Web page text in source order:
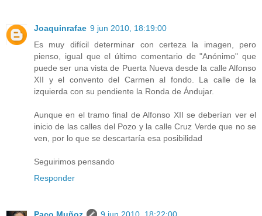
Joaquinrafae 9 jun 2010, 18:19:00
Es muy difícil determinar con certeza la imagen, pero
pienso, igual que el último comentario de "Anónimo" que
puede ser una vista de Puerta Nueva desde la calle Alfonso
XII y el convento del Carmen al fondo. La calle de la
izquierda con su pendiente la Ronda de Ándujar.
Aunque en el tramo final de Alfonso XII se deberían ver el
inicio de las calles del Pozo y la calle Cruz Verde que no se
ven, por lo que se descartaría esa posibilidad
Seguirimos pensando
Responder